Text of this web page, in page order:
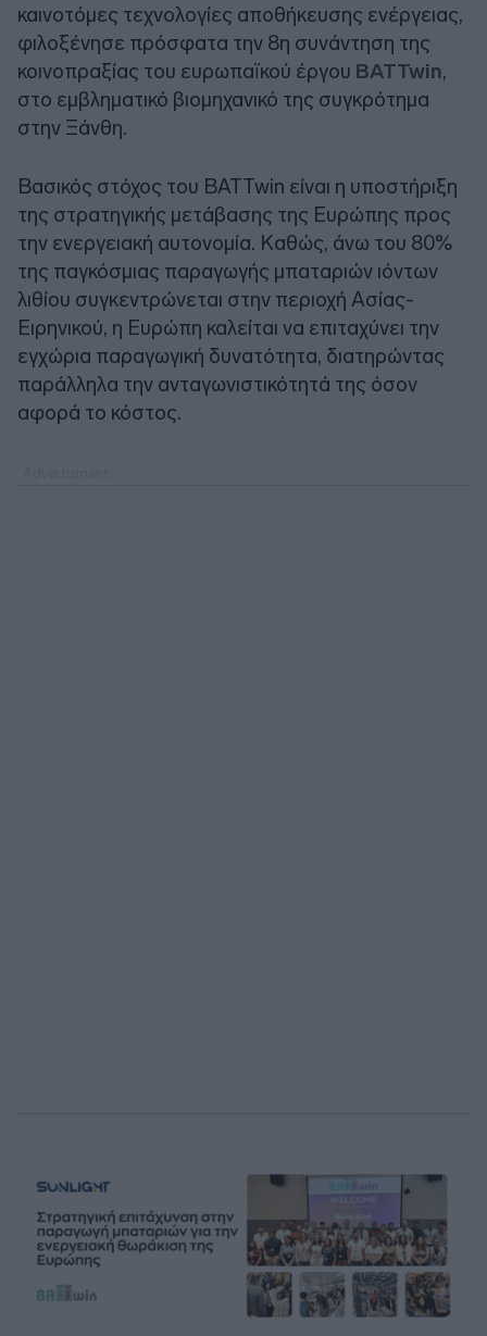
καινοτόμες τεχνολογίες αποθήκευσης ενέργειας,
φιλοξένησε πρόσφατα την 8η συνάντηση της
κοινοπραξίας του ευρωπαϊκού έργου BATTwin,
στο εμβληματικό βιομηχανικό της συγκρότημα
στην Ξάνθη.
Βασικός στόχος του BATTwin είναι η υποστήριξη
της στρατηγικής μετάβασης της Ευρώπης προς
την ενεργειακή αυτονομία. Καθώς, άνω του 80%
της παγκόσμιας παραγωγής μπαταριών ιόντων
λιθίου συγκεντρώνεται στην περιοχή Ασίας-
Ειρηνικού, η Ευρώπη καλείται να επιταχύνει την
εγχώρια παραγωγική δυνατότητα, διατηρώντας
παράλληλα την ανταγωνιστικότητά της όσον
αφορά το κόστος.